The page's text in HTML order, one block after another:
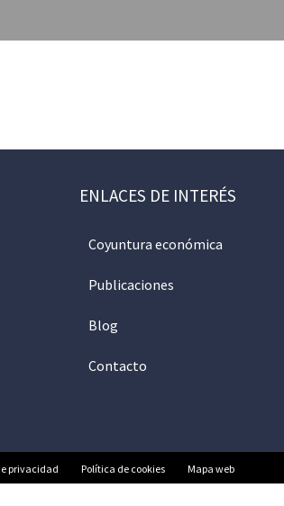
ENLACES DE INTERÉS
Coyuntura económica
Publicaciones
Blog
Contacto
privacidad Política de cookies Mapa web